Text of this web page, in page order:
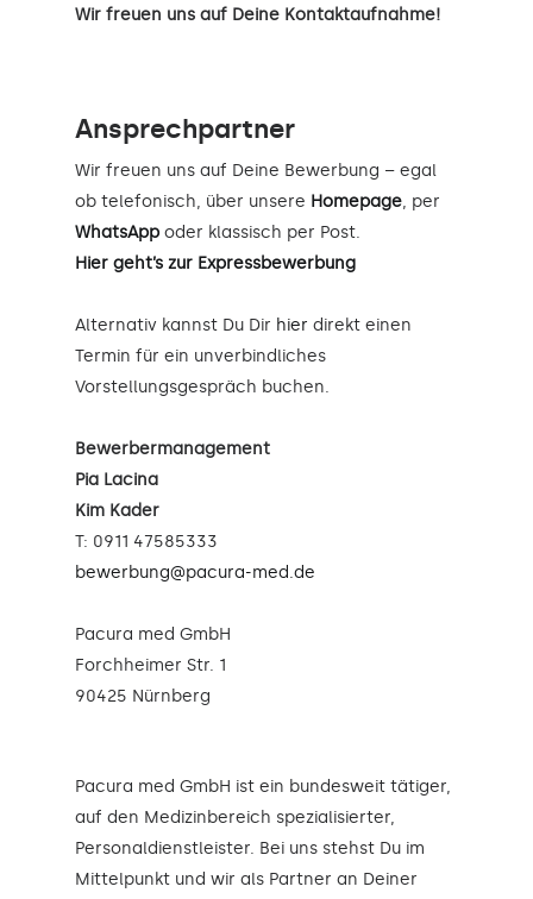
Wir freuen uns auf Deine Kontaktaufnahme!
Ansprechpartner
Wir freuen uns auf Deine Bewerbung – egal
ob telefonisch, über unsere Homepage, per
WhatsApp oder klassisch per Post.
Hier geht’s zur Expressbewerbung
Alternativ kannst Du Dir hier direkt einen
Termin für ein unverbindliches
Vorstellungsgespräch buchen.
Bewerbermanagement
Pia Lacina
Kim Kader
T: 0911 47585333
bewerbung@pacura-med.de
Pacura med GmbH
Forchheimer Str. 1
90425 Nürnberg
Pacura med GmbH ist ein bundesweit tätiger,
auf den Medizinbereich spezialisierter,
Personaldienstleister. Bei uns stehst Du im
Mittelpunkt und wir als Partner an Deiner